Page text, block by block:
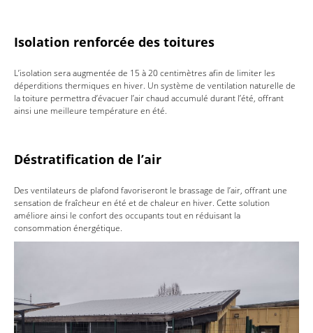
Isolation renforcée des toitures
L’isolation sera augmentée de 15 à 20 centimètres afin de limiter les
déperditions thermiques en hiver. Un système de ventilation naturelle de
la toiture permettra d’évacuer l’air chaud accumulé durant l’été, offrant
ainsi une meilleure température en été.
Déstratification de l’air
Des ventilateurs de plafond favoriseront le brassage de l’air, offrant une
sensation de fraîcheur en été et de chaleur en hiver. Cette solution
améliore ainsi le confort des occupants tout en réduisant la
consommation énergétique.